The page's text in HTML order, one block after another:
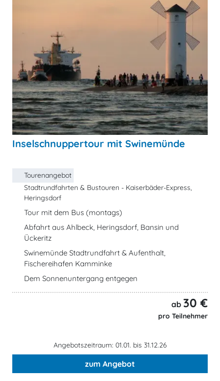
Inselschnuppertour mit Swinemünde
Tourenangebot
Stadtrundfahrten & Bustouren - Kaiserbäder-Express,
Heringsdorf
Tour mit dem Bus (montags)
Abfahrt aus Ahlbeck, Heringsdorf, Bansin und
Ückeritz
Swinemünde Stadtrundfahrt & Aufenthalt,
Fischereihafen Kamminke
Dem Sonnenuntergang entgegen
ab 30 €
pro Teilnehmer
Angebotszeitraum: 01.01. bis 31.12.26
zum Angebot